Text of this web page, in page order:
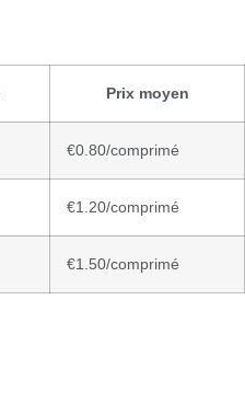
Prix moyen
€0.80/comprimé
€1.20/comprimé
€1.50/comprimé